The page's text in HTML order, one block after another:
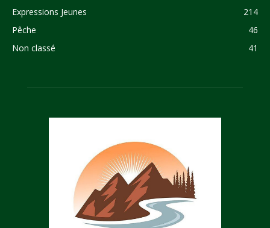
Expressions Jeunes
214
Pêche
46
Non classé
41